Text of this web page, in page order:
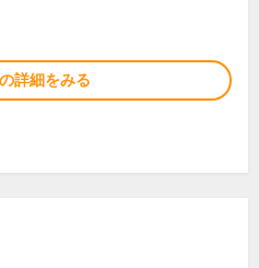
詳細をみる